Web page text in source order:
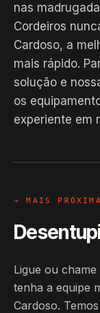
nas
Cordeiros
Cardoso, a
mais rápido.
solução e
os
experiente em
EM CAMPO
Hiroshiro ·
→ MAIS PRÓXIMA
Ligue ou
tenha a equipe
Cardoso.